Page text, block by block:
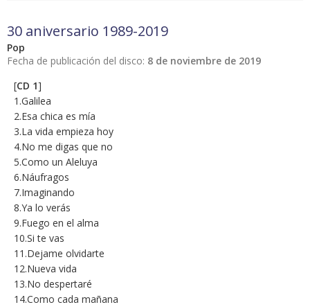
30 aniversario 1989-2019
Pop
Fecha de publicación del disco: 8 de noviembre de 2019
[CD 1]
1.Galilea
2.Esa chica es mía
3.La vida empieza hoy
4.No me digas que no
5.Como un Aleluya
6.Náufragos
7.Imaginando
8.Ya lo verás
9.Fuego en el alma
10.Si te vas
11.Dejame olvidarte
12.Nueva vida
13.No despertaré
14.Como cada mañana